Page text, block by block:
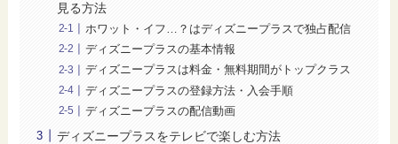
見る方法
ホワット・イフ…？はディズニープラスで独占配信
ディズニープラスの基本情報
ディズニープラスは料金・無料期間がトップクラス
ディズニープラスの登録方法・入会手順
ディズニープラスの配信動画
ディズニープラスをテレビで楽しむ方法